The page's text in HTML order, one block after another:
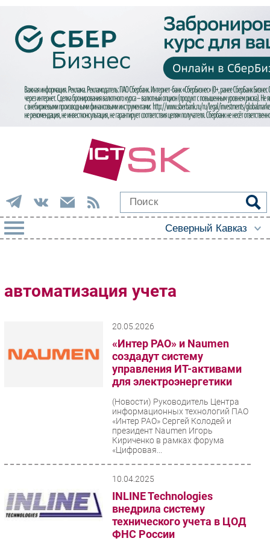
Импорто­замещение
Автоматизация Промышленности
Фиксированная связь
Регулирование
автоматизация учета
20.05.2026
«Интер РАО» и Naumen
создадут систему
управления ИТ-активами
для электроэнергетики
(Новости) Руководитель Центра
информационных технологий ПАО
«Интер РАО» Сергей Колодей и
президент Naumen Игорь
Кириченко в рамках форума
«Цифровая...
10.04.2025
INLINE Technologies
внедрила систему
технического учета в ЦОД
ФНС России